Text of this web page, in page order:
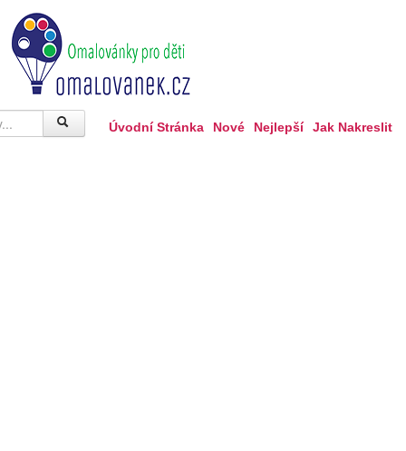
Úvodní Stránka Nové Nejlepší Jak Nakreslit